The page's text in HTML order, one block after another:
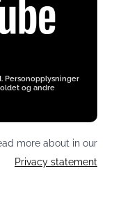
Personopplysninger
og andre
more about in our
Privacy statement